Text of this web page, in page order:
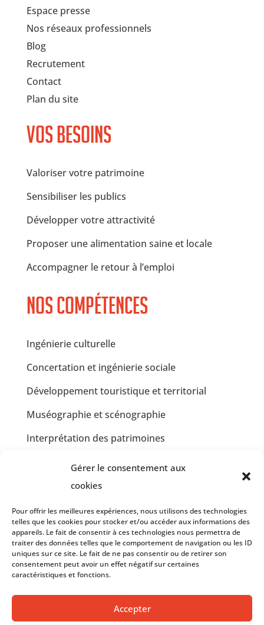
Gérer le consentement aux
cookies
Pour offrir les meilleures expériences, nous utilisons des technologies
telles que les cookies pour stocker et/ou accéder aux informations des
appareils. Le fait de consentir à ces technologies nous permettra de
traiter des données telles que le comportement de navigation ou les ID
uniques sur ce site. Le fait de ne pas consentir ou de retirer son
consentement peut avoir un effet négatif sur certaines
caractéristiques et fonctions.
Accepter
Espace presse
Nos réseaux professionnels
Blog
Recrutement
Contact
Plan du site
Vos besoins
Valoriser votre patrimoine
Sensibiliser les publics
Développer votre attractivité
Proposer une alimentation saine et locale
Accompagner le retour à l’emploi
Nos compétences
Ingénierie culturelle
Concertation et ingénierie sociale
Développement touristique et territorial
Muséographie et scénographie
Interprétation des patrimoines
Communication et design graphique
Jardins partagés et Développement Durable
Insertion professionnelle en restauration
collective
Insertion professionnelle en communication et
graphisme
© 2023 – LE PASSE MURAILLE –